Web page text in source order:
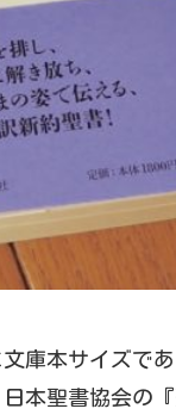
庫本サイズで
本聖書協会の